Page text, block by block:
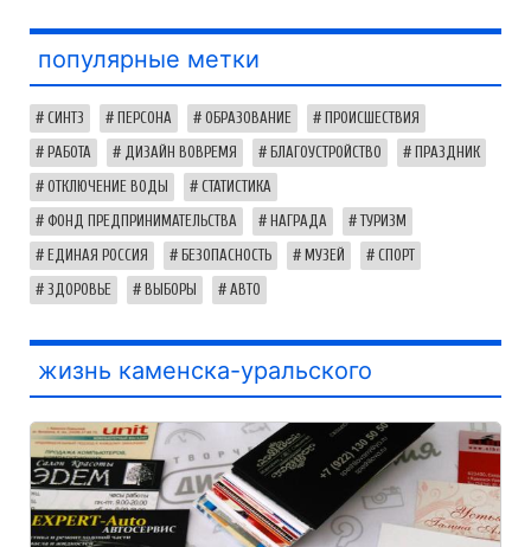
популярные метки
СИНТЗ ПЕРСОНА ОБРАЗОВАНИЕ ПРОИСШЕСТВИЯ
РАБОТА ДИЗАЙН ВОВРЕМЯ БЛАГОУСТРОЙСТВО ПРАЗДНИК
ОТКЛЮЧЕНИЕ ВОДЫ СТАТИСТИКА
ФОНД ПРЕДПРИНИМАТЕЛЬСТВА НАГРАДА ТУРИЗМ
ЕДИНАЯ РОССИЯ БЕЗОПАСНОСТЬ МУЗЕЙ СПОРТ
ЗДОРОВЬЕ ВЫБОРЫ АВТО
жизнь каменска-уральского